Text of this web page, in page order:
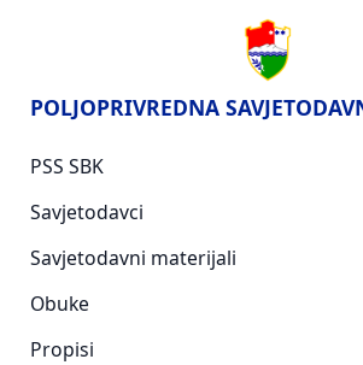
POLJOPRIVREDNA
PSS SBK
Savjetodavci
Savjetodavni materijali
Obuke
Propisi